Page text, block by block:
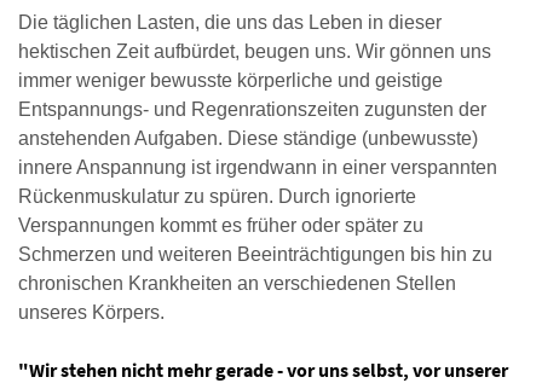
Die täglichen Lasten, die uns das Leben in dieser
hektischen Zeit aufbürdet, beugen uns. Wir gönnen uns
immer weniger bewusste körperliche und geistige
Entspannungs- und Regenrationszeiten zugunsten der
anstehenden Aufgaben. Diese ständige (unbewusste)
innere Anspannung ist irgendwann in einer verspannten
Rückenmuskulatur zu spüren. Durch ignorierte
Verspannungen kommt es früher oder später zu
Schmerzen und weiteren Beeinträchtigungen bis hin zu
chronischen Krankheiten an verschiedenen Stellen
unseres Körpers.
"Wir stehen nicht mehr gerade - vor uns selbst, vor unserer